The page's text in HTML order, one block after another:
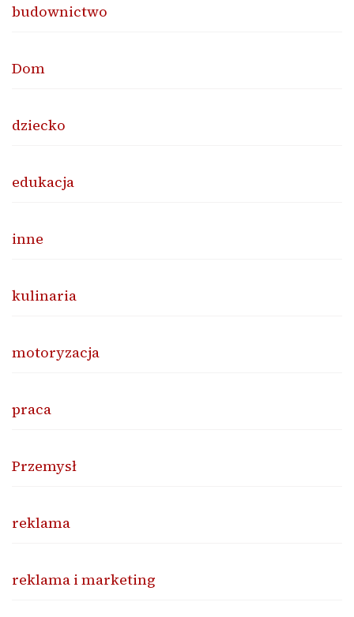
budownictwo
Dom
dziecko
edukacja
inne
kulinaria
motoryzacja
praca
Przemysł
reklama
reklama i marketing